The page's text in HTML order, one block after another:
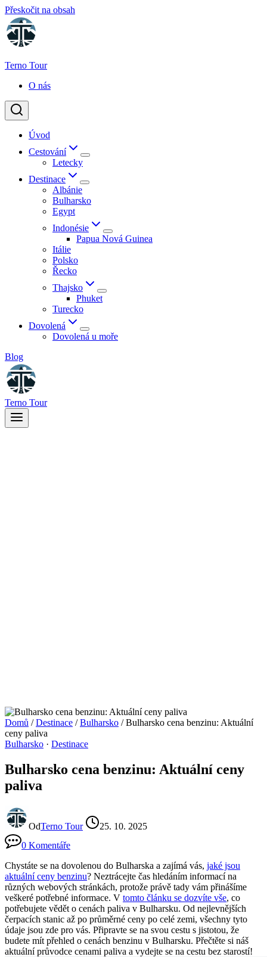
Přeskočit na obsah
Terno Tour
O nás
Úvod
Cestování
Letecky
Destinace
Albánie
Bulharsko
Egypt
Indonésie
Papua Nová Guinea
Itálie
Polsko
Řecko
Thajsko
Phuket
Turecko
Dovolená
Dovolená u moře
Blog
Terno Tour
Domů / Destinace / Bulharsko / Bulharsko cena benzinu: Aktuální
ceny paliva
Bulharsko · Destinace
Bulharsko cena benzinu: Aktuální ceny
paliva
OdTerno Tour
25. 10. 2025
0 Komentáře
Chystáte se na dovolenou do Bulharska a zajímá vás, jaké jsou
aktuální ceny benzinu? Neztrácejte čas hledáním informací na
různých webových stránkách, protože právě tady vám přinášíme
veškeré potřebné informace. V tomto článku se dozvíte vše, co
potřebujete vědět o cenách paliva v Bulharsku. Od nejlevnějších
čerpacích stanic až po průměrné ceny po celé zemi, všechny tyto
údaje jsou zde pro vás. Připravte se na svou cestu s jistotou, že
budete mít přehled o cenách benzinu v Bulharsku. Přečtěte si náš
aktuální průvodce cenami paliva a vydejte se na cestu bez starostí!